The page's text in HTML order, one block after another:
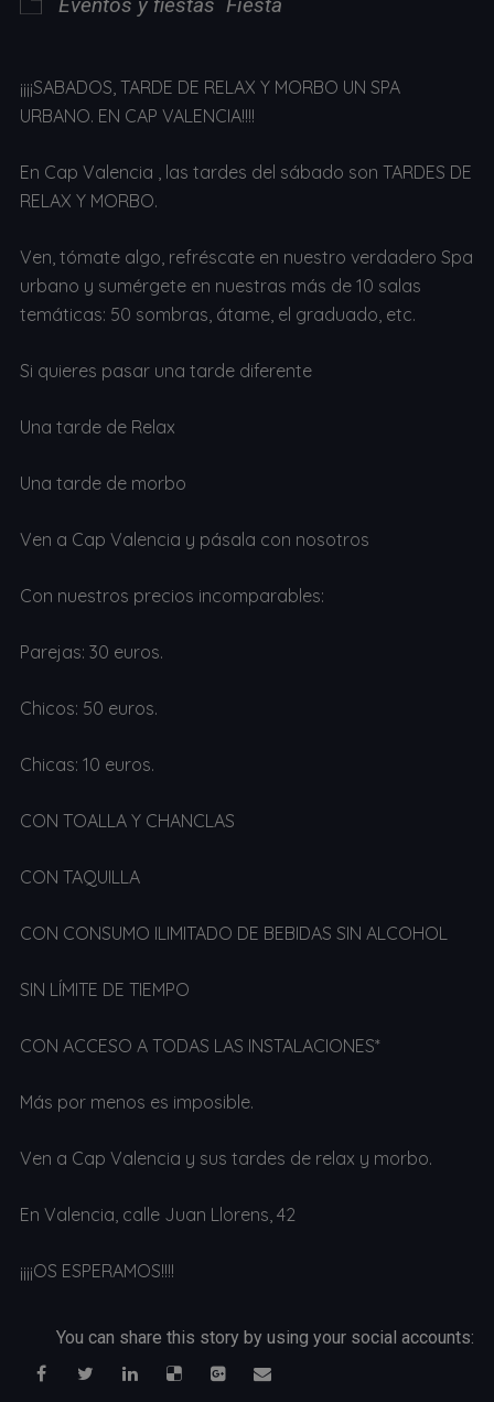
Eventos y fiestas Fiesta
¡¡¡¡SABADOS, TARDE DE RELAX Y MORBO UN SPA
URBANO. EN CAP VALENCIA!!!!
En Cap Valencia , las tardes del sábado son TARDES DE
RELAX Y MORBO.
Ven, tómate algo, refréscate en nuestro verdadero Spa
urbano y sumérgete en nuestras más de 10 salas
temáticas: 50 sombras, átame, el graduado, etc.
Si quieres pasar una tarde diferente
Una tarde de Relax
Una tarde de morbo
Ven a Cap Valencia y pásala con nosotros
Con nuestros precios incomparables:
Parejas: 30 euros.
Chicos: 50 euros.
Chicas: 10 euros.
CON TOALLA Y CHANCLAS
CON TAQUILLA
CON CONSUMO ILIMITADO DE BEBIDAS SIN ALCOHOL
SIN LÍMITE DE TIEMPO
CON ACCESO A TODAS LAS INSTALACIONES*
Más por menos es imposible.
Ven a Cap Valencia y sus tardes de relax y morbo.
En Valencia, calle Juan Llorens, 42
¡¡¡¡OS ESPERAMOS!!!!
You can share this story by using your social accounts: